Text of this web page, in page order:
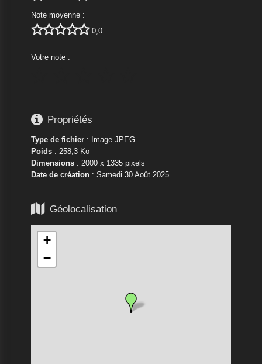
Note moyenne :
 0,0
Votre note :
 Propriétés
Type de fichier: Image JPEG
Poids: 258,3 Ko
Dimensions: 2000 x 1335 pixels
Date de création: Samedi 30 Août 2025
 Géolocalisation
+
−